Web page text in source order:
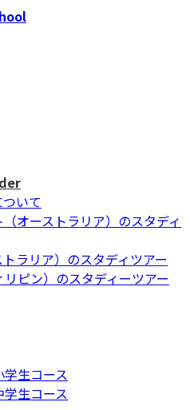
いて
オーストラリア）のスタディ
ラリア）のスタディツアー
ピン）のスタディーツアー
生コース
生コース